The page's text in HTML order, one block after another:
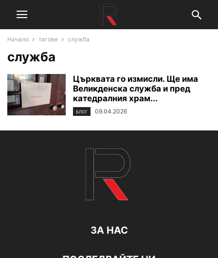
Начало тагове служба
служба
Църквата го измисли. Ще има
Великденска служба и пред
катедралния храм...
БЛОГ 09.04.2026
ЗА НАС